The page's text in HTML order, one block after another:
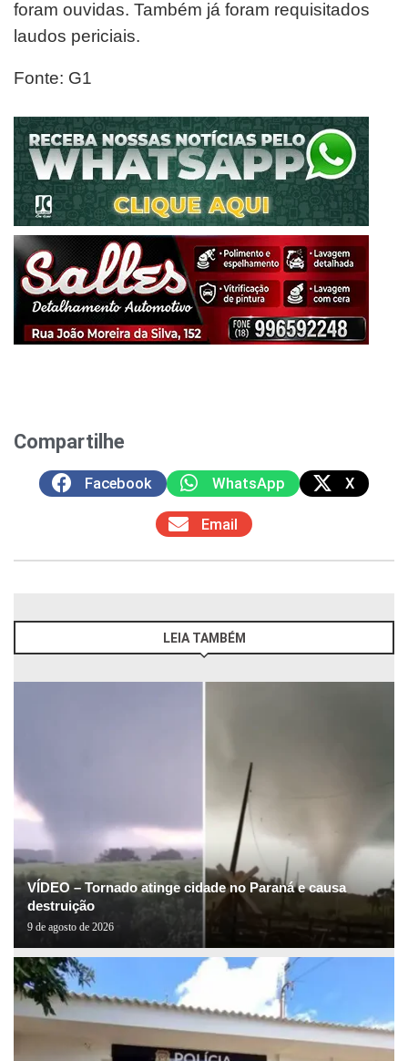
foram ouvidas. Também já foram requisitados
laudos periciais.
Fonte: G1
Compartilhe
Facebook WhatsApp X
Email
LEIA TAMBÉM
VÍDEO – Tornado atinge cidade no Paraná e causa
destruição
9 de agosto de 2026